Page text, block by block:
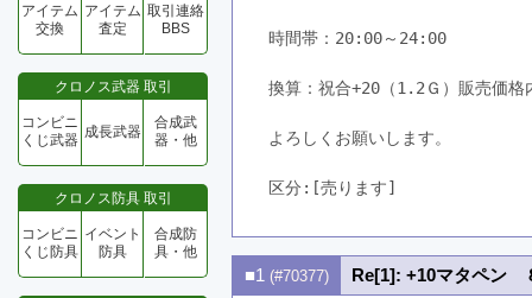
アイテム
交換
アイテム
査定
取引連絡
BBS
クロノス武器 取引
コンビニ
くじ武器 成長武器
合成武
器・他
クロノス防具 取引
コンビニ
くじ防具
イベント
防具
合成防
具・他
時間帯：20:00～24:00
換算：祝合+20（1.2Ｇ）販売価格
よろしくお願いします。
区分:[売ります]
■1 (#70377) Re[1]: +10マタペン